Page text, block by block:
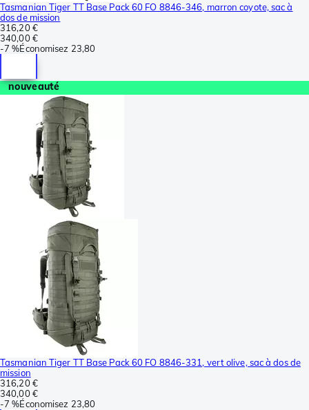
Tasmanian Tiger TT Base Pack 60 FO 8846-346, marron coyote, sac à
dos de mission
316,20 €
340,00 €
-7 %Économisez 23,80
nouveauté
Tasmanian Tiger TT Base Pack 60 FO 8846-331, vert olive, sac à dos de
mission
316,20 €
340,00 €
-7 %Économisez 23,80